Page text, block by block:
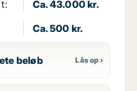
Ca. 43.000 kr.
Ca. 500 kr.
beløb